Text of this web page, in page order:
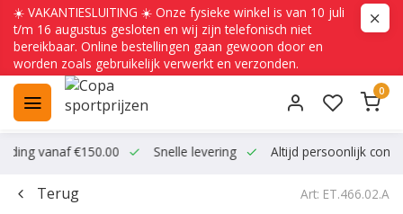
☀️ VAKANTIESLUITING ☀️ Onze fysieke winkel is van 10 juli
t/m 16 augustus gesloten en wij zijn telefonisch niet
bereikbaar. Online bestellingen gaan gewoon door en
worden zoals gebruikelijk verwerkt en verzonden.
0
vanaf €150.00 Snelle levering Altijd persoonlijk
Terug Art: ET.466.02.A